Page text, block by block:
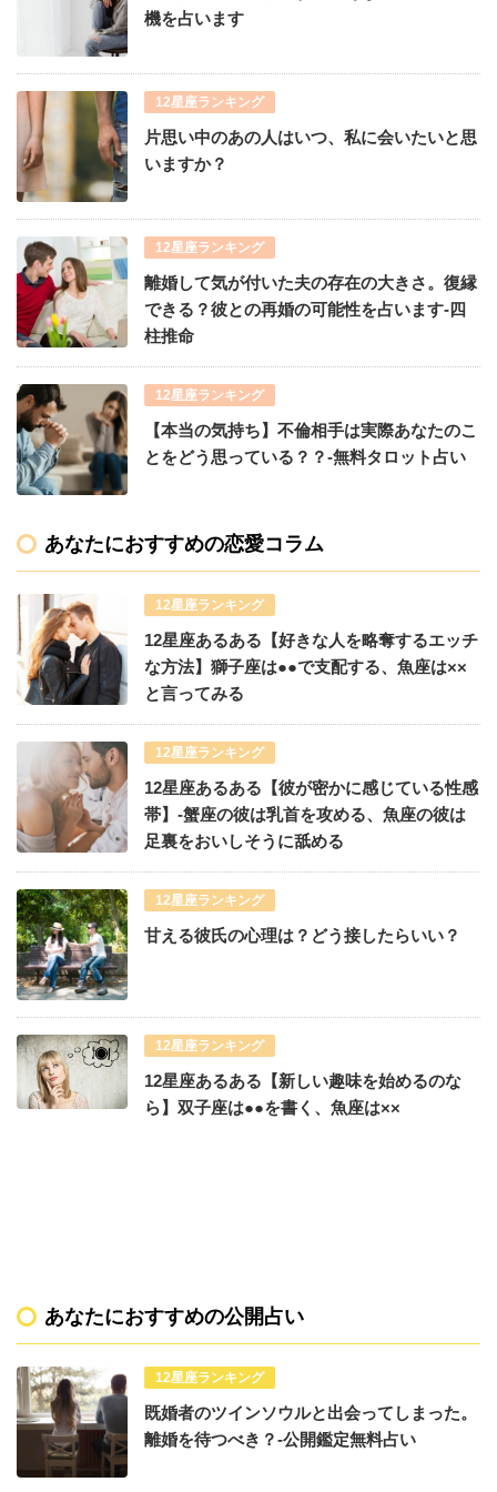
機を占います
12星座ランキング
片思い中のあの人はいつ、私に会いたいと思
いますか？
12星座ランキング
離婚して気が付いた夫の存在の大きさ。復縁
できる？彼との再婚の可能性を占います-四
柱推命
12星座ランキング
【本当の気持ち】不倫相手は実際あなたのこ
とをどう思っている？？-無料タロット占い
あなたにおすすめの恋愛コラム
12星座ランキング
12星座あるある【好きな人を略奪するエッチ
な方法】獅子座は●●で支配する、魚座は××
と言ってみる
12星座ランキング
12星座あるある【彼が密かに感じている性感
帯】-蟹座の彼は乳首を攻める、魚座の彼は
足裏をおいしそうに舐める
12星座ランキング
甘える彼氏の心理は？どう接したらいい？
12星座ランキング
12星座あるある【新しい趣味を始めるのな
ら】双子座は●●を書く、魚座は××
あなたにおすすめの公開占い
12星座ランキング
既婚者のツインソウルと出会ってしまった。
離婚を待つべき？-公開鑑定無料占い